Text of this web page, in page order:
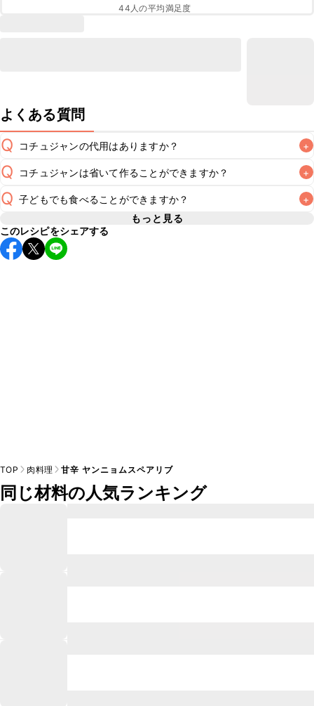
44 人の平均満足度
よくある質問
Q コチュジャンの代用はありますか？ +
A
Q コチュジャンは省いて作ることができますか？ +
A
使用量が少ない場合は省いてもお作りいただけますが、メイ
ンの味付けとして使用している場合は省くと味がぼやける可
能性があるため、 こちら
Q 子どもでも食べることができますか？ +
コチュジャンは甘辛い風味が特徴の食材なため、お子様や辛
い味付けが苦手な方は風味や刺激を強く感じる可能性がござ
います。使用する食材や味付けにつきましては普段のお子様
もっと見る
このレシピをシェアする
TOP 肉料理 甘辛 ヤンニョムスペアリブ
同じ材料の人気ランキング